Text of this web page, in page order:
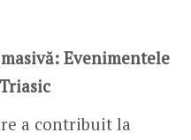
Evenimentele
a contribuit la